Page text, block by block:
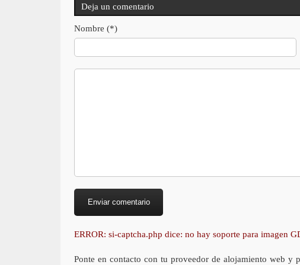
Deja un comentario
Nombre (*)
ERROR: si-captcha.php dice: no hay soporte para imagen
Ponte en contacto con tu proveedor de alojamiento web y